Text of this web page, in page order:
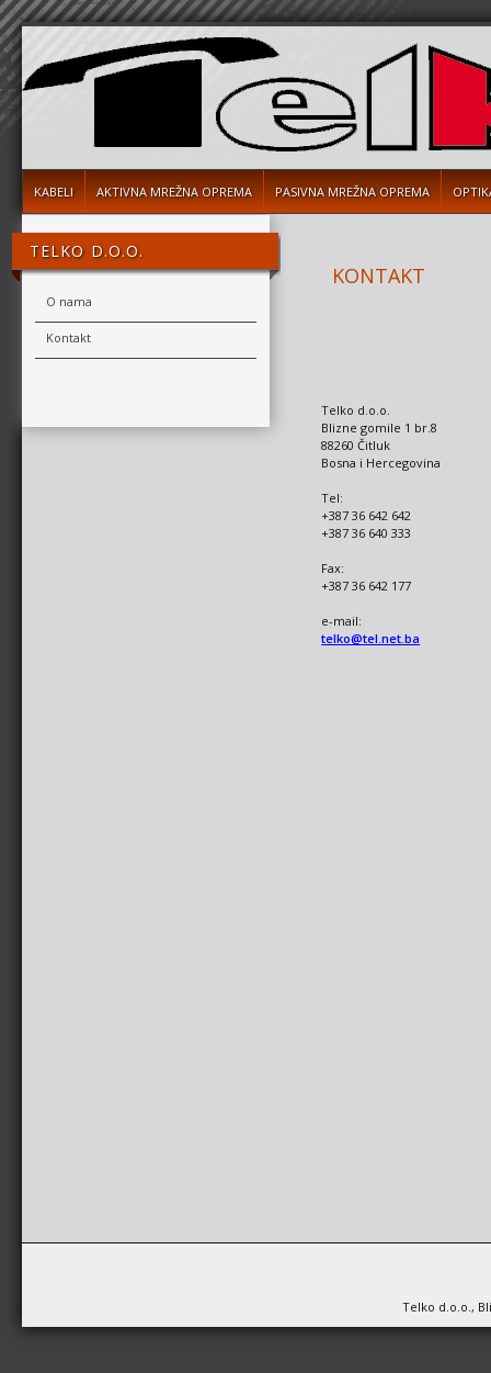
KABELI AKTIVNA MREŽNA OPREMA PASIVNA MREŽNA OPREMA
TELKO D.O.O.
O nama
Kontakt
KONTAKT
Telko d.o.o.
Blizne gomile 1 br.8
88260 Čitluk
Bosna i Hercegovina
Tel:
+387 36 642 642
+387 36 640 333
Fax:
+387 36 642 177
e-mail:
telko@tel.net.ba
Telko d.o.o.,